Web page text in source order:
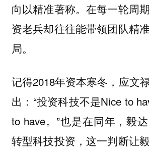
向以精准著称。在每一轮周
资老兵却往往能带领团队精
局。
记得2018年资本寒冬，应文
出：“投资科技不是Nice to
to have。”也是在同年，毅
转型科技投资，这一判断让